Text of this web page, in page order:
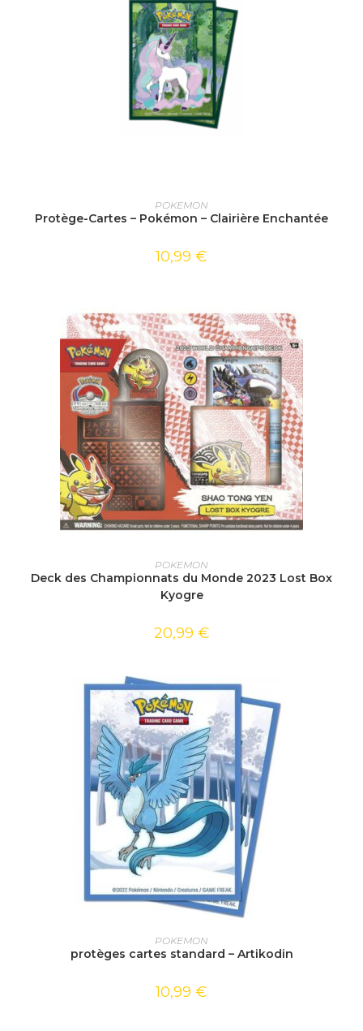
AJOUTER AU PANIER
POKEMON
Protège-Cartes – Pokémon – Clairière Enchantée
10,99 €
AJOUTER AU PANIER
POKEMON
Deck des Championnats du Monde 2023 Lost Box
Kyogre
20,99 €
AJOUTER AU PANIER
POKEMON
protèges cartes standard – Artikodin
10,99 €